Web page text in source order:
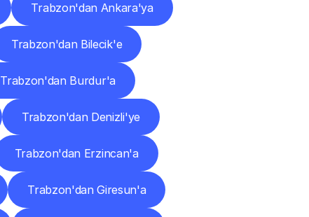
Trabzon'dan Ankara'ya
Trabzon'dan Bilecik'e
Trabzon'dan Burdur'a
Trabzon'dan Denizli'ye
Trabzon'dan Erzincan'a
Trabzon'dan Giresun'a